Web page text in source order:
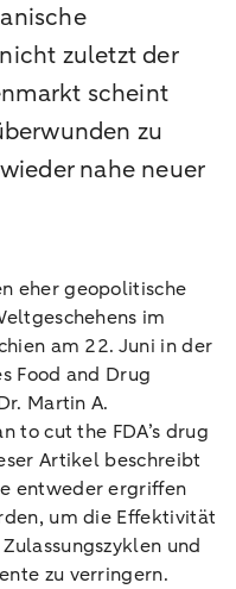
zuletzt der
scheint
zu
nahe neuer
eher geopolitische
im
am 22. Juni in der
Food and Drug
Martin A.
to cut the FDA’s drug
Artikel beschreibt
entweder ergriffen
um die Effektivität
und
zu verringern.